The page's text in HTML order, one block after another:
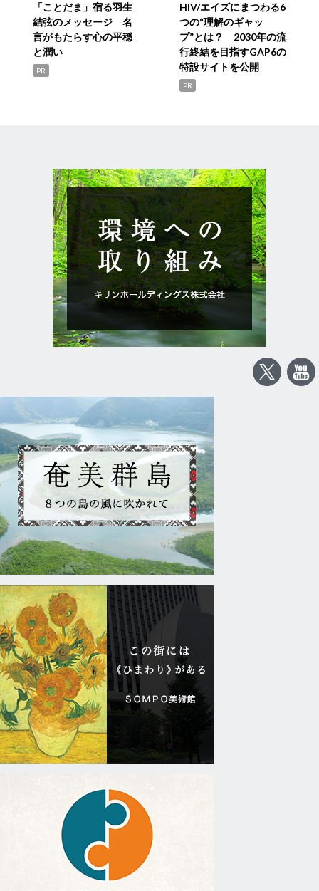
「ことだま」宿る羽生
結弦のメッセージ 名
言がもたらす心の平穏
と潤い
PR
HIV/エイズにまつわる6
つの“理解のギャッ
プ”とは？ 2030年の流
行終結を目指すGAP6の
特設サイトを公開
PR